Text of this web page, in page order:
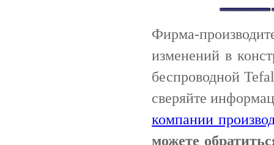
Фирма-
изменений в
беспроводной
сверяйте
компании
можете